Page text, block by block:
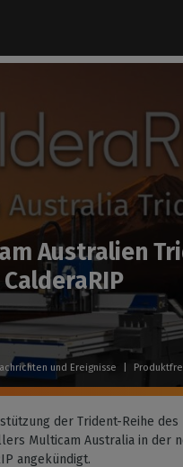
Australien
und Ereignisse
der Trident-Reihe des
Multicam Australia in der
angekündigt.